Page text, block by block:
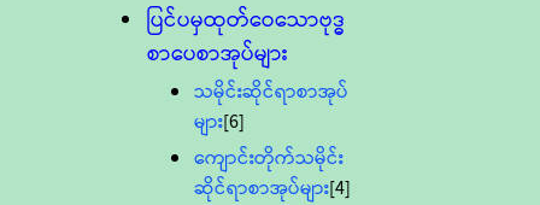
ပြင်ပမှထုတ်ဝေသောဗုဒ္ဓ
စာပေစာအုပ်များ
သမိုင်းဆိုင်ရာစာအုပ်
များ[6]
ကျောင်းတိုက်သမိုင်း
ဆိုင်ရာစာအုပ်များ[4]